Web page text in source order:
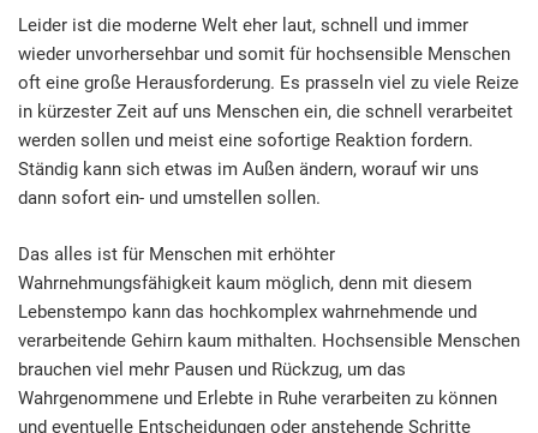
Leider ist die moderne Welt eher laut, schnell und immer
wieder unvorhersehbar und somit für hochsensible Menschen
oft eine große Herausforderung. Es prasseln viel zu viele Reize
in kürzester Zeit auf uns Menschen ein, die schnell verarbeitet
werden sollen und meist eine sofortige Reaktion fordern.
Ständig kann sich etwas im Außen ändern, worauf wir uns
dann sofort ein- und umstellen sollen.
Das alles ist für Menschen mit erhöhter
Wahrnehmungsfähigkeit kaum möglich, denn mit diesem
Lebenstempo kann das hochkomplex wahrnehmende und
verarbeitende Gehirn kaum mithalten. Hochsensible Menschen
brauchen viel mehr Pausen und Rückzug, um das
Wahrgenommene und Erlebte in Ruhe verarbeiten zu können
und eventuelle Entscheidungen oder anstehende Schritte